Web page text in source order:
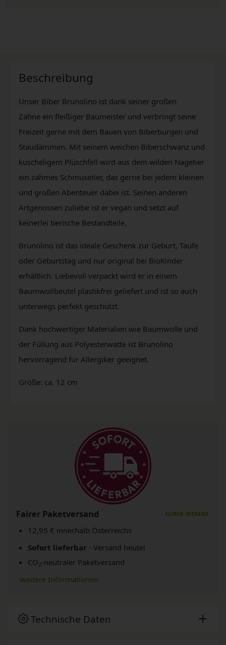
Beschreibung
Unser Biber Brunolino ist dank seiner großen
Zähne ein fleißiger Baumeister und verbringt seine
Freizeit gerne mit dem Bauen von Biberburgen und
Staudämmen. Mit seinem weichen Biberschwanz und
kuscheligem Plüschfell wird aus dem wilden Nagetier
ein zahmes Schmusetier, das gerne bei jedem kleinen
und großen Abenteuer dabei ist. Seinen anderen
Artgenossen zuliebe ist er vegan und setzt auf
keinerlei tierische Bestandteile.
Brunolino ist das ideale Geschenk zur Geburt, Taufe
oder Geburtstag und nur original bei BioKinder
erhältlich. Liebevoll verpackt wird er in einem
Baumwollbeutel plastikfrei geliefert und ist so auch
unterwegs perfekt geschützt.
Dank hochwertiger Materialien wie Baumwolle und
der Füllung aus Polyesterwatte ist Brunolino
hervorragend für Allergiker geeignet.
Größe: ca. 12 cm
Fairer Paketversand
12,95 € innerhalb Österreichs
Sofort lieferbar - Versand heute!
CO2-neutraler Paketversand
weitere Informationen
Technische Daten